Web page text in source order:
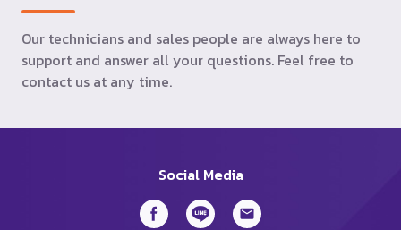
Our technicians and sales people are always here to
support and answer all your questions. Feel free to
contact us at any time.
Social Media